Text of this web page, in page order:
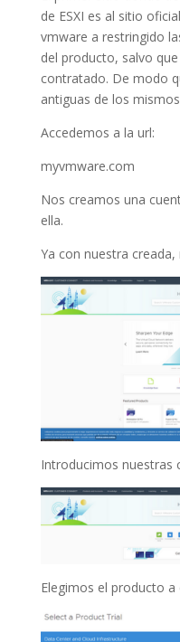
de ESXI es al sitio
vmware a restringido
del producto, salvo
contratado. De modo
antiguas de los
Accedemos a la url:
myvmware.com
Nos creamos una
ella.
Ya con nuestra
Introducimos nuestras
Elegimos el producto a